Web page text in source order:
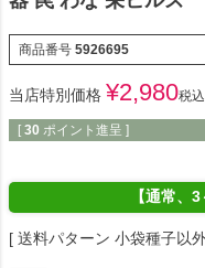
商品番号 5926695
当店特別価格 ¥2,980税込
[ 30 ポイント進呈 ]
【通常、
送料パターン 小袋種子以